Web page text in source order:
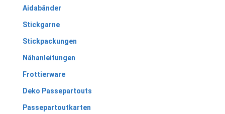
Aidabänder
Stickgarne
Stickpackungen
Nähanleitungen
Frottierware
Deko Passepartouts
Passepartoutkarten